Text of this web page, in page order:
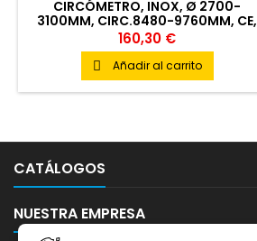
CIRCÓMETRO, INOX, Ø 2700-
3100MM, CIRC.8480-9760MM, CE,
DIN 2014/32/EU CLASE II
160,30 €
 Añadir al carrito
CATÁLOGOS
NUESTRA EMPRESA